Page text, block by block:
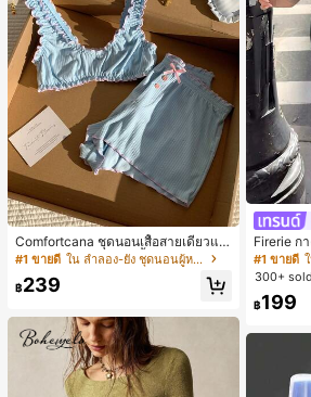
Comfortcana ชุดนอนเสื้อสายเดี่ยวแต่
งระบายและกางเกงขาสั้นสำหรับผู้หญิง
#1 ขายดี ใน ลำลอง-ยัง ชุดนอนผู้หญิง
฿239
Firerie ก
สีดำหรูหร
สำหรับกี
#1 ขายดี
300+ sold
฿199